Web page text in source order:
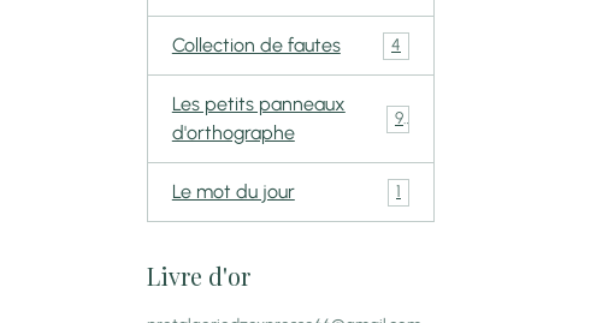
Collection de fautes 4
Les petits panneaux
d'orthographe
9
Le mot du jour 1
Livre d'or